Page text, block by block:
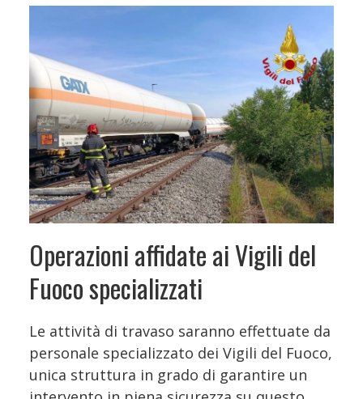
Operazioni affidate ai Vigili del
Fuoco specializzati
Le attività di travaso saranno effettuate da
personale specializzato dei Vigili del Fuoco,
unica struttura in grado di garantire un